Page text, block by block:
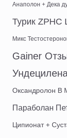
Анаполон + Дека
Турик ZPHC
Микс
Gainer
Оксандролон В
Параболан
Ципионат +